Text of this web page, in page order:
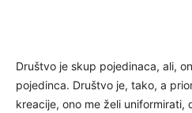
Društvo je skup pojedinaca, ali,
pojedinca. Društvo je, tako, a
kreacije, ono me želi